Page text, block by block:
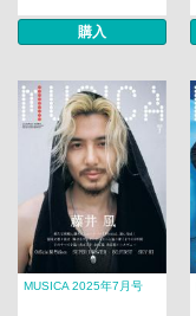
購入
MUSICA 2025年7月号